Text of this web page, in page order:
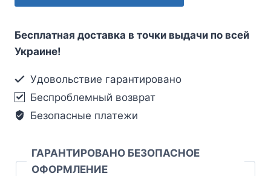
Бесплатная доставка в точки выдачи по всей
Украине!
Удовольствие гарантировано
Беспроблемный возврат
Безопасные платежи
ГАРАНТИРОВАНО БЕЗОПАСНОЕ
ОФОРМЛЕНИЕ